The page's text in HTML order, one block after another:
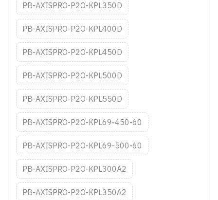
PB-AXISPRO-P2O-KPL350D
PB-AXISPRO-P2O-KPL400D
PB-AXISPRO-P2O-KPL450D
PB-AXISPRO-P2O-KPL500D
PB-AXISPRO-P2O-KPL550D
PB-AXISPRO-P2O-KPL69-450-60
PB-AXISPRO-P2O-KPL69-500-60
PB-AXISPRO-P2O-KPL300A2
PB-AXISPRO-P2O-KPL350A2